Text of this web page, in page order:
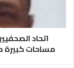
اتحاد
مساحات كبيرة